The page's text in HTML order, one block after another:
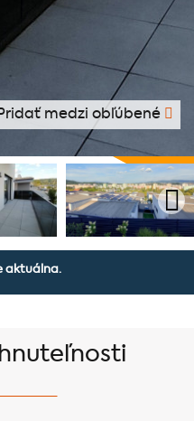
Pridať medzi obľúbené
byt v
aktuálna.